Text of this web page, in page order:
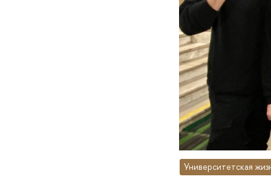
Университетская